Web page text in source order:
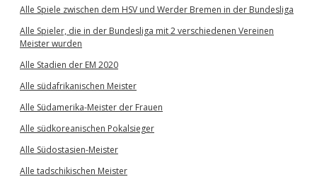
Alle Spiele zwischen dem HSV und Werder Bremen in der Bundesliga
Alle Spieler, die in der Bundesliga mit 2 verschiedenen Vereinen
Meister wurden
Alle Stadien der EM 2020
Alle südafrikanischen Meister
Alle Südamerika-Meister der Frauen
Alle südkoreanischen Pokalsieger
Alle Südostasien-Meister
Alle tadschikischen Meister